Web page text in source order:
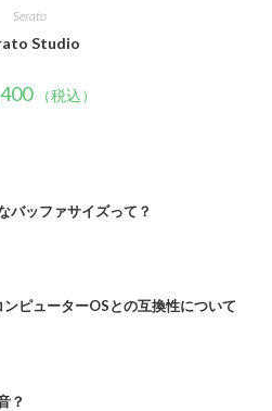
Serato
Studio
（税込）
バッファサイズって？
ピューターOSとの互換性について
？